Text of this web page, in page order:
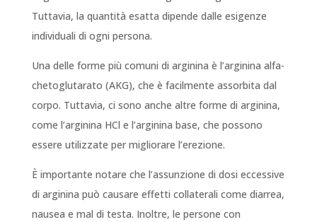
Tuttavia, la quantità esatta dipende dalle esigenze
individuali di ogni persona.
Una delle forme più comuni di arginina è l’arginina alfa-
chetoglutarato (AKG), che è facilmente assorbita dal
corpo. Tuttavia, ci sono anche altre forme di arginina,
come l’arginina HCl e l’arginina base, che possono
essere utilizzate per migliorare l’erezione.
È importante notare che l’assunzione di dosi eccessive
di arginina può causare effetti collaterali come diarrea,
nausea e mal di testa. Inoltre, le persone con